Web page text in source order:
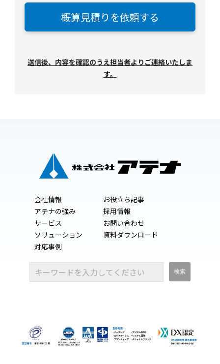
送信後、内容を確認のうえ担当者よりご連絡いたしま
す。
会社情報
お役立ち記事
アテナの強み
採用情報
サービス
お問い合わせ
ソリューション
資料ダウンロード
対応事例